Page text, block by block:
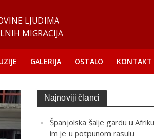
LJUDIMA
MIGRACIJA
GALERIJA OSTALO KONTAKT
Najnoviji članci
Španjolska šalje gardu u
im je u potpunom rasulu